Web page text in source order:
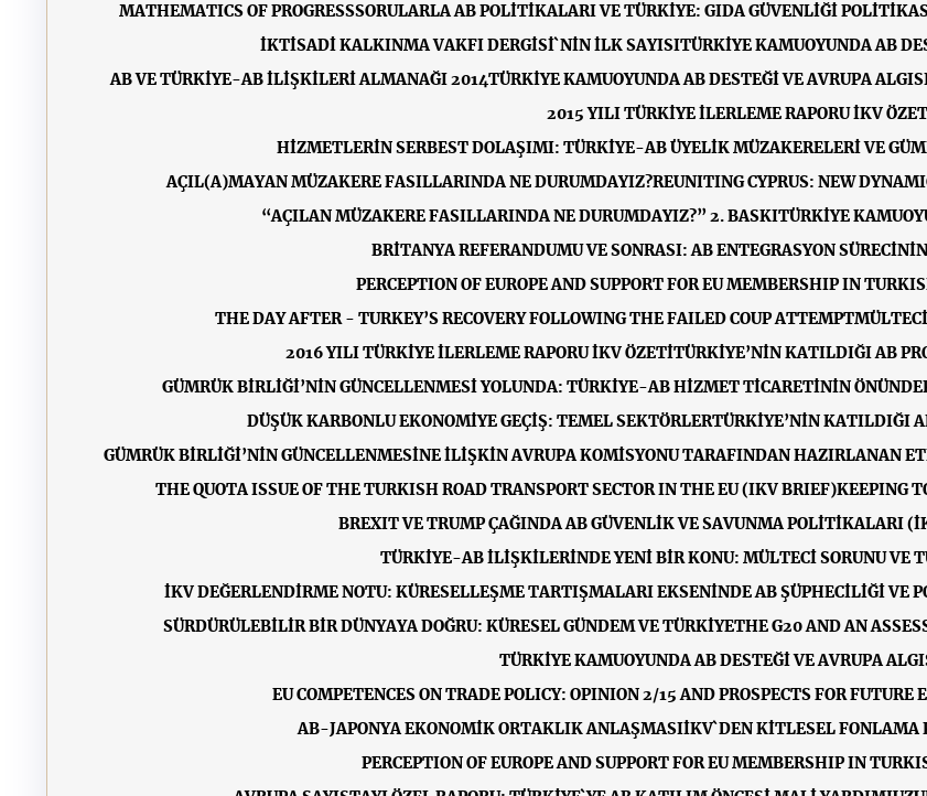
MATHEMATICS OF PROGRESSSORULARLA AB POLİTİKALARI VE TÜRKİYE: GIDA GÜVENLİĞİ
İKTİSADİ KALKINMA VAKFI DERGİSİ`NİN İLK SAYISITÜRKİYE KAMUOYUNDA AB
AB VE TÜRKİYE-AB İLİŞKİLERİ ALMANAĞI 2014TÜRKİYE KAMUOYUNDA AB DESTEĞİ VE AVRUPA
2015 YILI TÜRKİYE İLERLEME RAPORU İKV
HİZMETLERİN SERBEST DOLAŞIMI: TÜRKİYE-AB ÜYELİK MÜZAKERELERİ VE
AÇIL(A)MAYAN MÜZAKERE FASILLARINDA NE DURUMDAYIZ?REUNITING CYPRUS: NEW
“AÇILAN MÜZAKERE FASILLARINDA NE DURUMDAYIZ?” 2. BASKITÜRKİYE
BRİTANYA REFERANDUMU VE SONRASI: AB ENTEGRASYON
PERCEPTION OF EUROPE AND SUPPORT FOR EU MEMBERSHIP IN
THE DAY AFTER - TURKEY’S RECOVERY FOLLOWING THE FAILED COUP ATTEMPT
2016 YILI TÜRKİYE İLERLEME RAPORU İKV ÖZETİTÜRKİYE’NİN KATILDIĞI AB
GÜMRÜK BİRLİĞİ’NİN GÜNCELLENMESİ YOLUNDA: TÜRKİYE-AB HİZMET TİCARETİNİN
DÜŞÜK KARBONLU EKONOMİYE GEÇİŞ: TEMEL SEKTÖRLERTÜRKİYE’NİN KATILDIĞI
GÜMRÜK BİRLİĞİ’NİN GÜNCELLENMESİNE İLİŞKİN AVRUPA KOMİSYONU TARAFINDAN HAZIRLANAN
THE QUOTA ISSUE OF THE TURKISH ROAD TRANSPORT SECTOR IN THE EU (IKV BRIEF)KEEPING
BREXIT VE TRUMP ÇAĞINDA AB GÜVENLİK VE SAVUNMA POLİTİKALARI
TÜRKİYE-AB İLİŞKİLERİNDE YENİ BİR KONU: MÜLTECİ SORUNU VE
İKV DEĞERLENDİRME NOTU: KÜRESELLEŞME TARTIŞMALARI EKSENİNDE AB ŞÜPHECİLİĞİ VE
SÜRDÜRÜLEBİLİR BİR DÜNYAYA DOĞRU: KÜRESEL GÜNDEM VE TÜRKİYETHE G20 AND AN
TÜRKİYE KAMUOYUNDA AB DESTEĞİ VE AVRUPA
EU COMPETENCES ON TRADE POLICY: OPINION 2/15 AND PROSPECTS FOR
AB-JAPONYA EKONOMİK ORTAKLIK ANLAŞMASIİKV`DEN KİTLESEL FONLAMA
PERCEPTION OF EUROPE AND SUPPORT FOR EU MEMBERSHIP IN